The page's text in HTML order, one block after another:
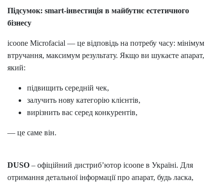
Підсумок: smart-інвестиція в майбутнє естетичного
бізнесу
icoone Microfacial — це відповідь на потребу часу: мінімум
втручання, максимум результату. Якщо ви шукаєте апарат,
який:
підвищить середній чек,
залучить нову категорію клієнтів,
вирізнить вас серед конкурентів,
— це саме він.
DUSO – офіційний дистриб’ютор icoone в Україні. Для
отримання детальної інформації про апарат, будь ласка,